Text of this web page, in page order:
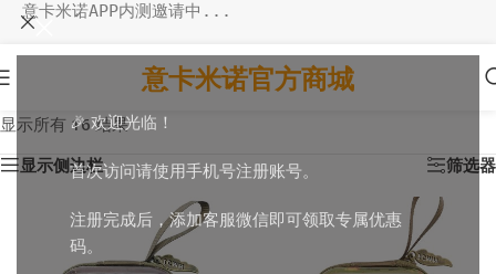
🎉 欢迎光临！
首次访问请使用手机号注册账号。
注册完成后，添加客服微信即可领取专属优惠
码。
意卡米诺APP内测邀请中...
意卡米诺官方商城
显示所有 16 结果
显示侧边栏 筛选器